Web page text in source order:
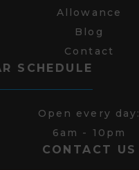
Allowance
Blog
Contact
SCHEDULE
Open every day:
6am - 10pm
CONTACT US